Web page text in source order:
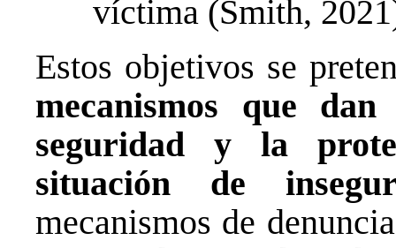
víctima (Smith,
Estos objetivos se
mecanismos que
seguridad y la
situación de
mecanismos de